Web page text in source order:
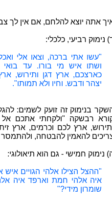
אתה יוצא להלחם, אם אין לך
נימוק רביעי, כלכלי:
"עשו אתי ברכה, וצאו אלי
ושתו איש מי בורו. עד
כארצכם, ארץ דגן ותירוש,
יצהר ודבש. וחיו ולא תמותו".
בנימוק זה זועק לשמים:
רבשקה "ולקחתי אתכם
ארץ לכם וכרמים, ארץ
להאמין להבטחה,
נימוק חמישי - גם הוא תיאולוגי:
"ההצל הצילו אלהי הגויים
איה אלהי חמת וארפד איה
שומרון מידי?"